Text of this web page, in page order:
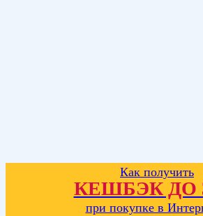
Как получить
КЕШБЭК ДО
при покупке в